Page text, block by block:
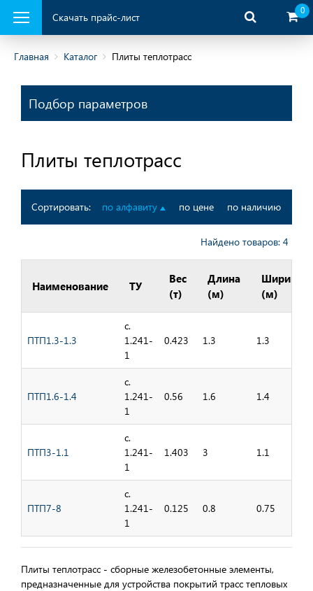
продукция
Скачать прайс-лист
0
Главная Каталог Плиты теплотрасс
Подбор параметров
Плиты теплотрасс
Сортировать: по алфавиту по цене по наличию
Найдено товаров: 4
Наименование ТУ
Вес
(т)
Длина
(м)
Ширина
(м)
ПТП1.3-1.3
с.
1.241-
1
0.423 1.3 1.3
ПТП1.6-1.4
с.
1.241-
1
0.56 1.6 1.4
ПТП3-1.1
с.
1.241-
1
1.403 3 1.1
ПТП7-8
с.
1.241-
1
0.125 0.8 0.75
Плиты теплотрасс - сборные железобетонные элементы,
предназначенные для устройства покрытий трасс тепловых